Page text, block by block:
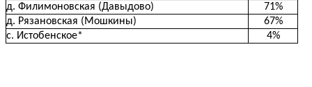
д. Филимоновская (Давыдово)
71%
д. Рязановская (Мошкины)
67%
с. Истобенское*
4%